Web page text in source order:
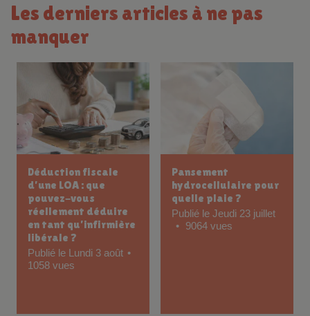
Les derniers articles à ne pas
manquer
Déduction fiscale
d’une LOA : que
pouvez-vous
réellement déduire
en tant qu’infirmière
libérale ?
Publié le Lundi 3 août
1058 vues
Pansement
hydrocellulaire pour
quelle plaie ?
Publié le Jeudi 23 juillet
9064 vues